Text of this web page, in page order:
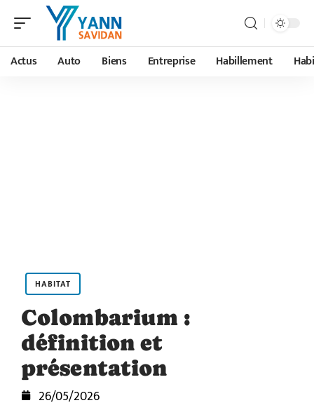
Actus Auto Biens Entreprise Habillement
HABITAT
Colombarium :
définition et
présentation
26/05/2026